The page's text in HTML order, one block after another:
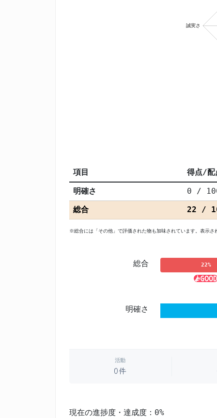
項目 得点/配
明確さ
0 /
総合
22 /
※総合には「その他」で評価された物も加味されています。表示
総合 22%
明確さ
活動
0件
現在の進捗度・達成度：0%